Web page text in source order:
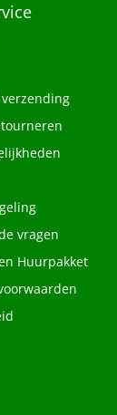
vragen
Huurpakket